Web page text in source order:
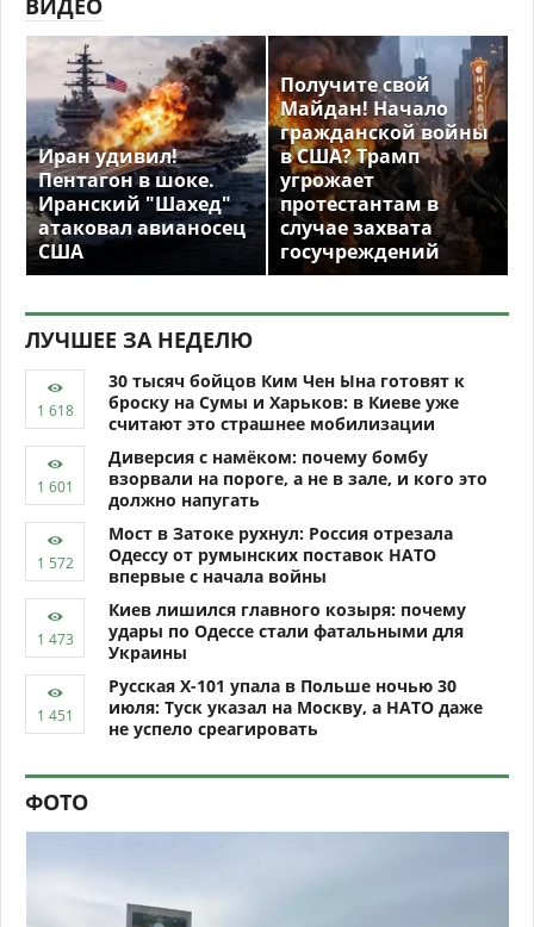
ВИДЕО
Иран удивил!
Пентагон в шоке.
Иранский "Шахед"
атаковал авианосец
США
Получите свой
Майдан! Начало
гражданской войны
в США? Трамп
угрожает
протестантам в
случае захвата
госучреждений
ЛУЧШЕЕ ЗА НЕДЕЛЮ
30 тысяч бойцов Ким Чен Ына готовят к
броску на Сумы и Харьков: в Киеве уже
считают это страшнее мобилизации
Диверсия с намёком: почему бомбу
взорвали на пороге, а не в зале, и кого это
должно напугать
Мост в Затоке рухнул: Россия отрезала
Одессу от румынских поставок НАТО
впервые с начала войны
Киев лишился главного козыря: почему
удары по Одессе стали фатальными для
Украины
Русская Х-101 упала в Польше ночью 30
июля: Туск указал на Москву, а НАТО даже
не успело среагировать
ФОТО